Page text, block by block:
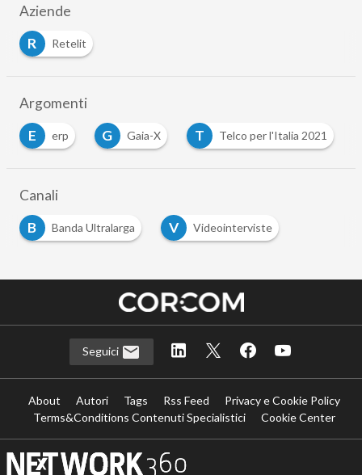
Aziende
R
Retelit
Argomenti
E
erp G Gaia-X T Telco per l'Italia 2021
Canali
B
Banda Ultralarga V Videointerviste
Seguici
About Autori Tags Rss Feed
Privacy e Cookie Policy
Terms&Conditions Contenuti Specialistici
Cookie Center